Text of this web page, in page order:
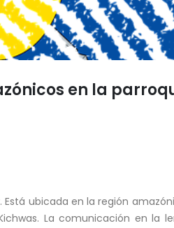
en la
ubicada en la región
La comunicación en la